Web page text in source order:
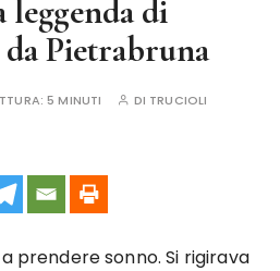
di
Pietrabruna
5 MINUTI DI TRUCIOLI
prendere sonno. Si rigirava